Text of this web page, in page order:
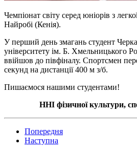
Чемпіонат світу серед юніорів з
Найробі (Кенія).
У перший день змагань студент
університету ім. Б. Хмельницького
ввійшов до півфіналу. Спортсмен
секунд на дистанції 400 м з/б.
Пишаємося нашими студентами!
ННІ фізичної культури,
Попередня
Наступна